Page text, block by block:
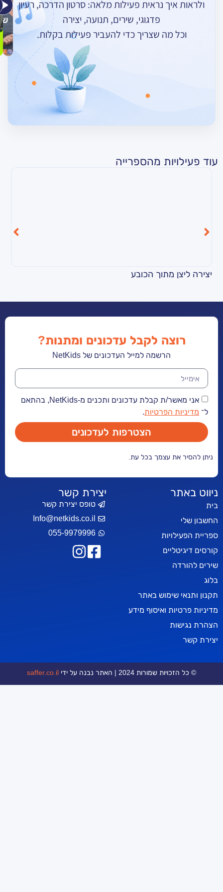
נראית פעילות מלאה: סרטון הדרכה, רעיון
פדגוגי, שירים, תנועה, יצירה
שצריך כדי להעביר פעילות בקלות.
אומרות
שלום
רוקד
–
חורף
מהספרייה
הכובע
באתר
ואיסוף מידע
לקבל עדכונים ומתנות?
הרשמה למייל העדכונים של NetKids
אני מאשר/ת קבלת עדכונים ותכנים מ-NetKids, בהתאם
.
הצטרפות לעדכונים
עצמך בכל עת.
טופס יצירת קשר
Info@netkids.co.il
055-9979996
2024 | האתר נבנה על ידי saffer.co.il